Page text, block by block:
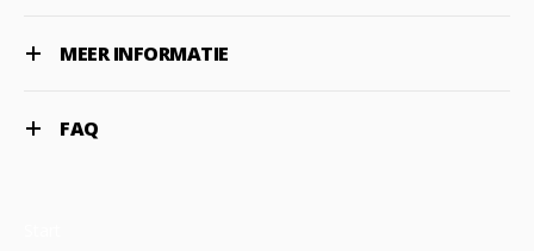
MEER INFORMATIE
FAQ